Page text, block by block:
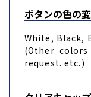
ボタンの色の
White, Black,
(Other
request. etc.)